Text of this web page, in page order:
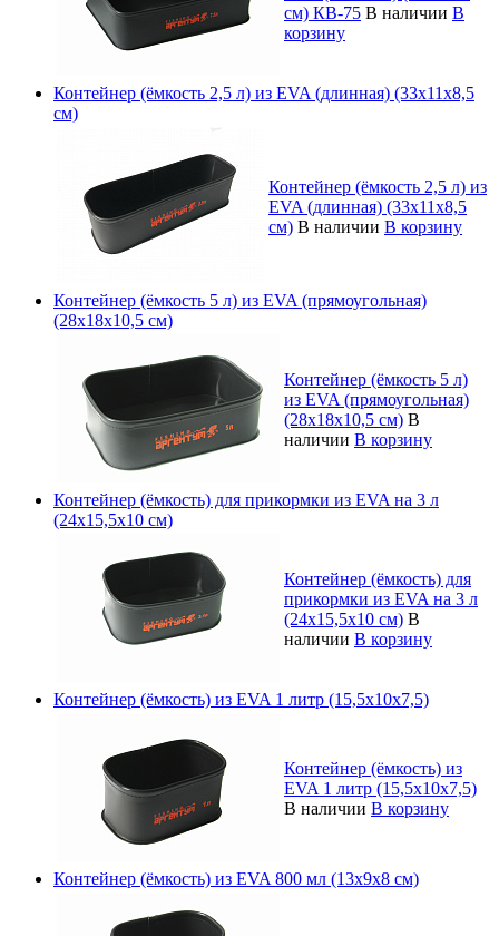
см) КВ-75 В наличии В
корзину
Контейнер (ёмкость 2,5 л) из EVA (длинная) (33х11х8,5
см)
Контейнер (ёмкость 2,5 л) из
EVA (длинная) (33х11х8,5
см) В наличии В корзину
Контейнер (ёмкость 5 л) из EVA (прямоугольная)
(28х18х10,5 см)
Контейнер (ёмкость 5 л)
из EVA (прямоугольная)
(28х18х10,5 см) В
наличии В корзину
Контейнер (ёмкость) для прикормки из EVA на 3 л
(24х15,5х10 см)
Контейнер (ёмкость) для
прикормки из EVA на 3 л
(24х15,5х10 см) В
наличии В корзину
Контейнер (ёмкость) из EVA 1 литр (15,5х10х7,5)
Контейнер (ёмкость) из
EVA 1 литр (15,5х10х7,5)
В наличии В корзину
Контейнер (ёмкость) из EVA 800 мл (13х9х8 см)